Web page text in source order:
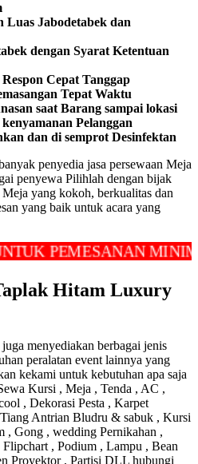
Luas Jabodetabek dan
dengan Syarat Ketentuan
Cepat Tanggap
Tepat Waktu
saat Barang sampai lokasi
Pelanggan
dan di semprot Desinfektan
penyedia jasa persewaan Meja
penyewa Pilihlah dengan bijak
yang kokoh, berkualitas dan
yang baik untuk acara yang
MINIMAL
Hitam Luxury
menyediakan berbagai jenis
peralatan event lainnya yang
kekami untuk kebutuhan apa saja
Kursi , Meja , Tenda , AC ,
, Dekorasi Pesta , Karpet
Antrian Bludru & sabuk , Kursi
, Gong , wedding Pernikahan ,
, Podium , Lampu , Bean
Proyektor , Partisi DLL hubungi